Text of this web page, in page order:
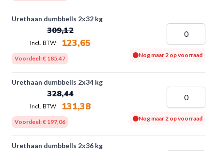
Urethaan dumbbells 2x32 kg
123,65
309,12
Voordeel:€ 185,47 Nog maar 2 op voorraad
Urethaan dumbbells 2x34 kg
131,38
328,44
Voordeel:€ 197,06 Nog maar 2 op voorraad
Urethaan dumbbells 2x36 kg